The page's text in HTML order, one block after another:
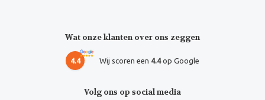
Wat onze klanten over ons zeggen
4.4 Wij scoren een 4.4op Google
Volg ons op social media